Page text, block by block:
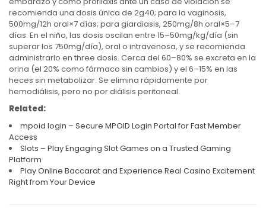
recomienda una dosis única de 2g40; para la vaginosis,
500mg/12h oral×7 días; para giardiasis, 250mg/8h oral×5–7
días. En el niño, las dosis oscilan entre 15–50mg/kg/día (sin
superar los 750mg/día), oral o intravenosa, y se recomienda
administrarlo en three dosis. Cerca del 60–80% se excreta en la
orina (el 20% como fármaco sin cambios) y el 6–15% en las
heces sin metabolizar. Se elimina rápidamente por
hemodiálisis, pero no por diálisis peritoneal.
Related:
mpoid login – Secure MPOID Login Portal for Fast Member
Access
Slots – Play Engaging Slot Games on a Trusted Gaming
Platform
Play Online Baccarat and Experience Real Casino Excitement
Right from Your Device